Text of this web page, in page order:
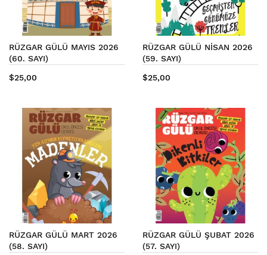
RÜZGAR GÜLÜ MAYIS 2026
(60. SAYI)
$25,00
RÜZGAR GÜLÜ NİSAN 2026
(59. SAYI)
$25,00
RÜZGAR GÜLÜ MART 2026
(58. SAYI)
RÜZGAR GÜLÜ ŞUBAT 2026
(57. SAYI)